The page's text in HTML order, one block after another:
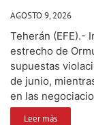
AGOSTO 9, 2026
Teherán (EFE).-
estrecho de
supuestas
de junio,
en las
Leer más